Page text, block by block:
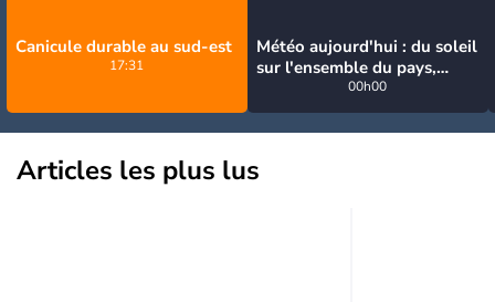
Canicule durable au sud-est
17:31
Météo aujourd'hui : du soleil
sur l'ensemble du pays,
jusqu'à 40°C au sud-est
00h00
Articles les plus lus